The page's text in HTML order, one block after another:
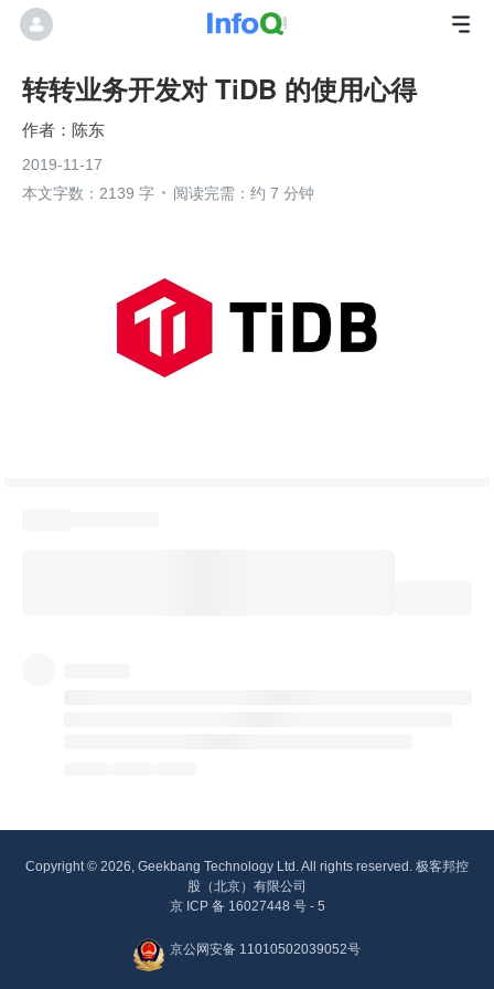
转转业务开发对 TiDB 的使用心得
陈东
2019-11-17
本文字数：2139 字
阅读完需：约 7 分钟
Copyright © 2026, Geekbang Technology Ltd. All rights reserved. 极客邦控
股（北京）有限公司
京 ICP 备 16027448 号 - 5
京公网安备 11010502039052号